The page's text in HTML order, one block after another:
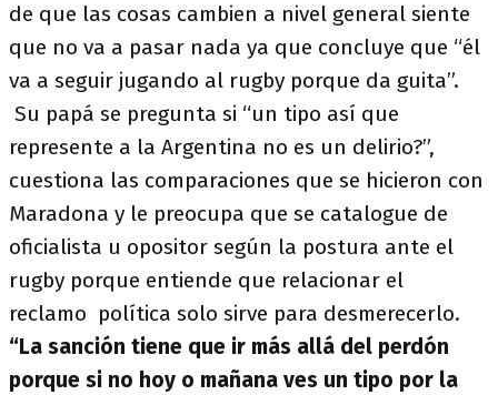
de que las cosas cambien a nivel general siente
que no va a pasar nada ya que concluye que “él
va a seguir jugando al rugby porque da guita”.
Su papá se pregunta si “un tipo así que
represente a la Argentina no es un delirio?”,
cuestiona las comparaciones que se hicieron con
Maradona y le preocupa que se catalogue de
oficialista u opositor según la postura ante el
rugby porque entiende que relacionar el
reclamo política solo sirve para desmerecerlo.
“La sanción tiene que ir más allá del perdón
porque si no hoy o mañana ves un tipo por la